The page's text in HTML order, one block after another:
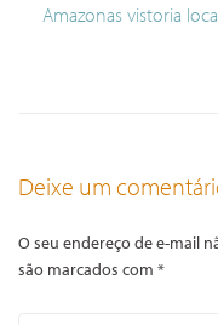
Amazonas vistoria
Deixe um
O seu endereço de e-mail
são marcados com *